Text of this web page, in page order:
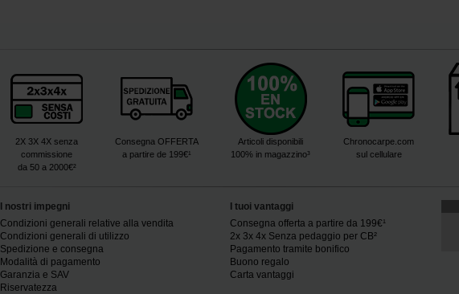
2X 3X 4X senza
commissione
da 50 a 2000€²
Consegna OFFERTA
a partire de 199€¹
Articoli disponibili
100% in magazzino³
Chronocarpe.com
sul cellulare
I nostri impegni
Condizioni generali relative alla vendita
Condizioni generali di utilizzo
Spedizione e consegna
Modalità di pagamento
Garanzia e SAV
Riservatezza
I tuoi vantaggi
Consegna offerta a partire da 199€¹
2x 3x 4x Senza pedaggio per CB²
Pagamento tramite bonifico
Buono regalo
Carta vantaggi